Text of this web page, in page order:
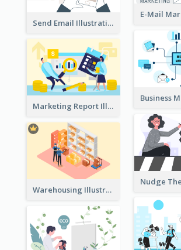
Send Email Illustration
Marketing Report Illustration
Warehousing Illustration